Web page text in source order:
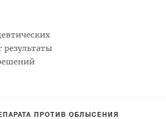
ПРОТИВ ОБЛЫСЕНИЯ